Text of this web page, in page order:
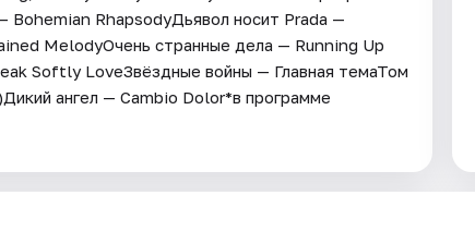
RhapsodyДьявол носит Prada —
MelodyОчень странные дела — Running Up
Softly LoveЗвёздные войны — Главная темаТом
ангел — Cambio Dolor*в программе